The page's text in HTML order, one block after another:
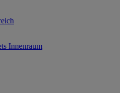
Innenraum